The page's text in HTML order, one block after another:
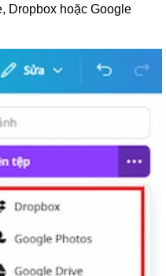
Dropbox hoặc Google